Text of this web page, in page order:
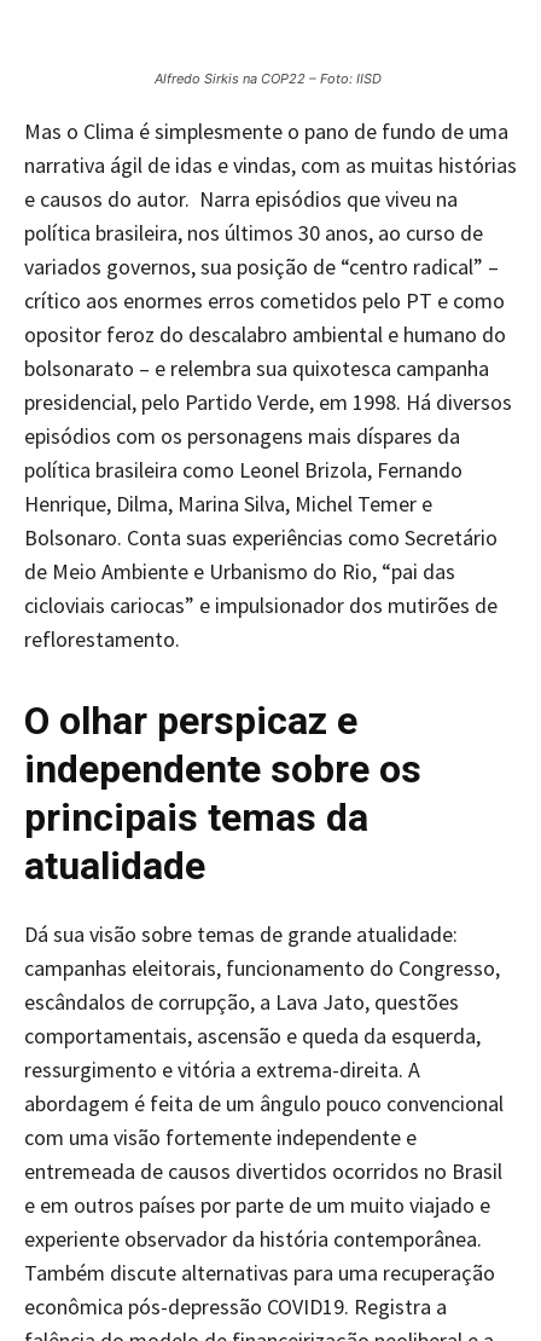
Alfredo Sirkis na COP22 – Foto: IISD
Mas o Clima é simplesmente o pano de fundo de uma
narrativa ágil de idas e vindas, com as muitas histórias
e causos do autor. Narra episódios que viveu na
política brasileira, nos últimos 30 anos, ao curso de
variados governos, sua posição de “centro radical” –
crítico aos enormes erros cometidos pelo PT e como
opositor feroz do descalabro ambiental e humano do
bolsonarato – e relembra sua quixotesca campanha
presidencial, pelo Partido Verde, em 1998. Há diversos
episódios com os personagens mais díspares da
política brasileira como Leonel Brizola, Fernando
Henrique, Dilma, Marina Silva, Michel Temer e
Bolsonaro. Conta suas experiências como Secretário
de Meio Ambiente e Urbanismo do Rio, “pai das
cicloviais cariocas” e impulsionador dos mutirões de
reflorestamento.
O olhar perspicaz e
independente sobre os
principais temas da
atualidade
Dá sua visão sobre temas de grande atualidade:
campanhas eleitorais, funcionamento do Congresso,
escândalos de corrupção, a Lava Jato, questões
comportamentais, ascensão e queda da esquerda,
ressurgimento e vitória a extrema-direita. A
abordagem é feita de um ângulo pouco convencional
com uma visão fortemente independente e
entremeada de causos divertidos ocorridos no Brasil
e em outros países por parte de um muito viajado e
experiente observador da história contemporânea.
Também discute alternativas para uma recuperação
econômica pós-depressão COVID19. Registra a